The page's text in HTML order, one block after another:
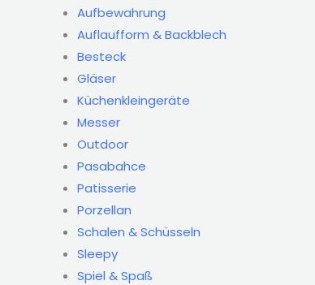
Aufbewahrung
Auflaufform & Backblech
Besteck
Gläser
Küchenkleingeräte
Messer
Outdoor
Pasabahce
Patisserie
Porzellan
Schalen & Schüsseln
Sleepy
Spiel & Spaß